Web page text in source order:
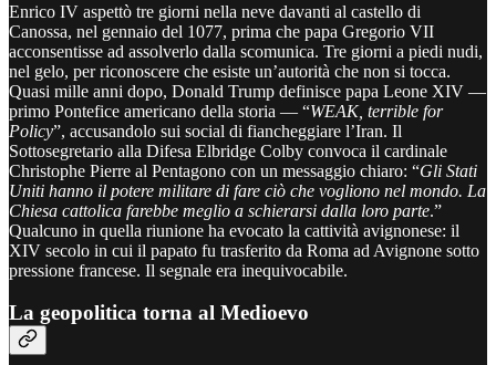
Enrico IV aspettò tre giorni nella neve davanti al castello di
Canossa, nel gennaio del 1077, prima che papa Gregorio VII
acconsentisse ad assolverlo dalla scomunica. Tre giorni a piedi nudi,
nel gelo, per riconoscere che esiste un’autorità che non si tocca.
Quasi mille anni dopo, Donald Trump definisce papa Leone XIV —
primo Pontefice americano della storia — “WEAK, terrible for
Policy”, accusandolo sui social di fiancheggiare l’Iran. Il
Sottosegretario alla Difesa Elbridge Colby convoca il cardinale
Christophe Pierre al Pentagono con un messaggio chiaro: “Gli Stati
Uniti hanno il potere militare di fare ciò che vogliono nel mondo. La
Chiesa cattolica farebbe meglio a schierarsi dalla loro parte.”
Qualcuno in quella riunione ha evocato la cattività avignonese: il
XIV secolo in cui il papato fu trasferito da Roma ad Avignone sotto
pressione francese. Il segnale era inequivocabile.
La geopolitica torna al Medioevo